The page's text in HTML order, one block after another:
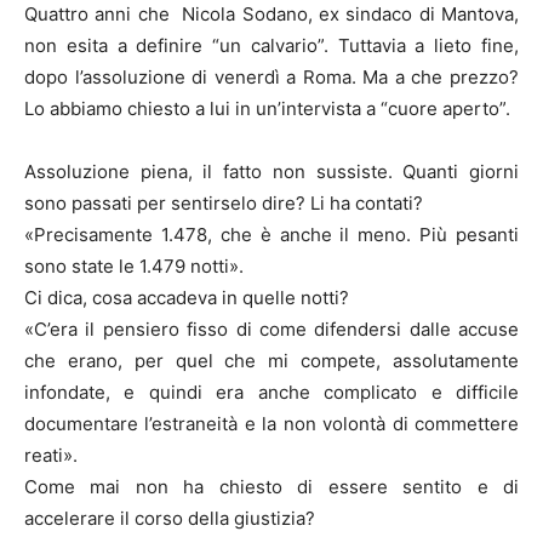
Quattro anni che Nicola Sodano, ex sindaco di Mantova,
non esita a definire “un calvario”. Tuttavia a lieto fine,
dopo l’assoluzione di venerdì a Roma. Ma a che prezzo?
Lo abbiamo chiesto a lui in un’intervista a “cuore aperto”.
Assoluzione piena, il fatto non sussiste. Quanti giorni
sono passati per sentirselo dire? Li ha contati?
«Precisamente 1.478, che è anche il meno. Più pesanti
sono state le 1.479 notti».
Ci dica, cosa accadeva in quelle notti?
«C’era il pensiero fisso di come difendersi dalle accuse
che erano, per quel che mi compete, assolutamente
infondate, e quindi era anche complicato e difficile
documentare l’estraneità e la non volontà di commettere
reati».
Come mai non ha chiesto di essere sentito e di
accelerare il corso della giustizia?